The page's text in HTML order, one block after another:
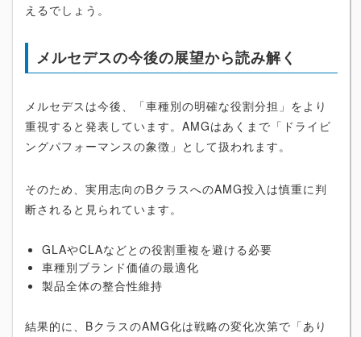
えるでしょう。
メルセデスの今後の展望から読み解く
メルセデスは今後、「車種別の明確な役割分担」をより
重視すると発表しています。AMGはあくまで「ドライビ
ングパフォーマンスの象徴」として扱われます。
そのため、実用志向のBクラスへのAMG投入は慎重に判
断されると見られています。
GLAやCLAなどとの役割重複を避ける必要
車種別ブランド価値の最適化
製品全体の整合性維持
結果的に、BクラスのAMG化は戦略の変化次第で「あり